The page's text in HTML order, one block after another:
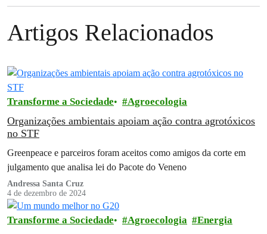
Artigos Relacionados
Transforme a Sociedade Agroecologia
Organizações ambientais apoiam ação contra agrotóxicos
no STF
Greenpeace e parceiros foram aceitos como amigos da corte em
julgamento que analisa lei do Pacote do Veneno
Andressa Santa Cruz
4 de dezembro de 2024
Transforme a Sociedade Agroecologia Energia